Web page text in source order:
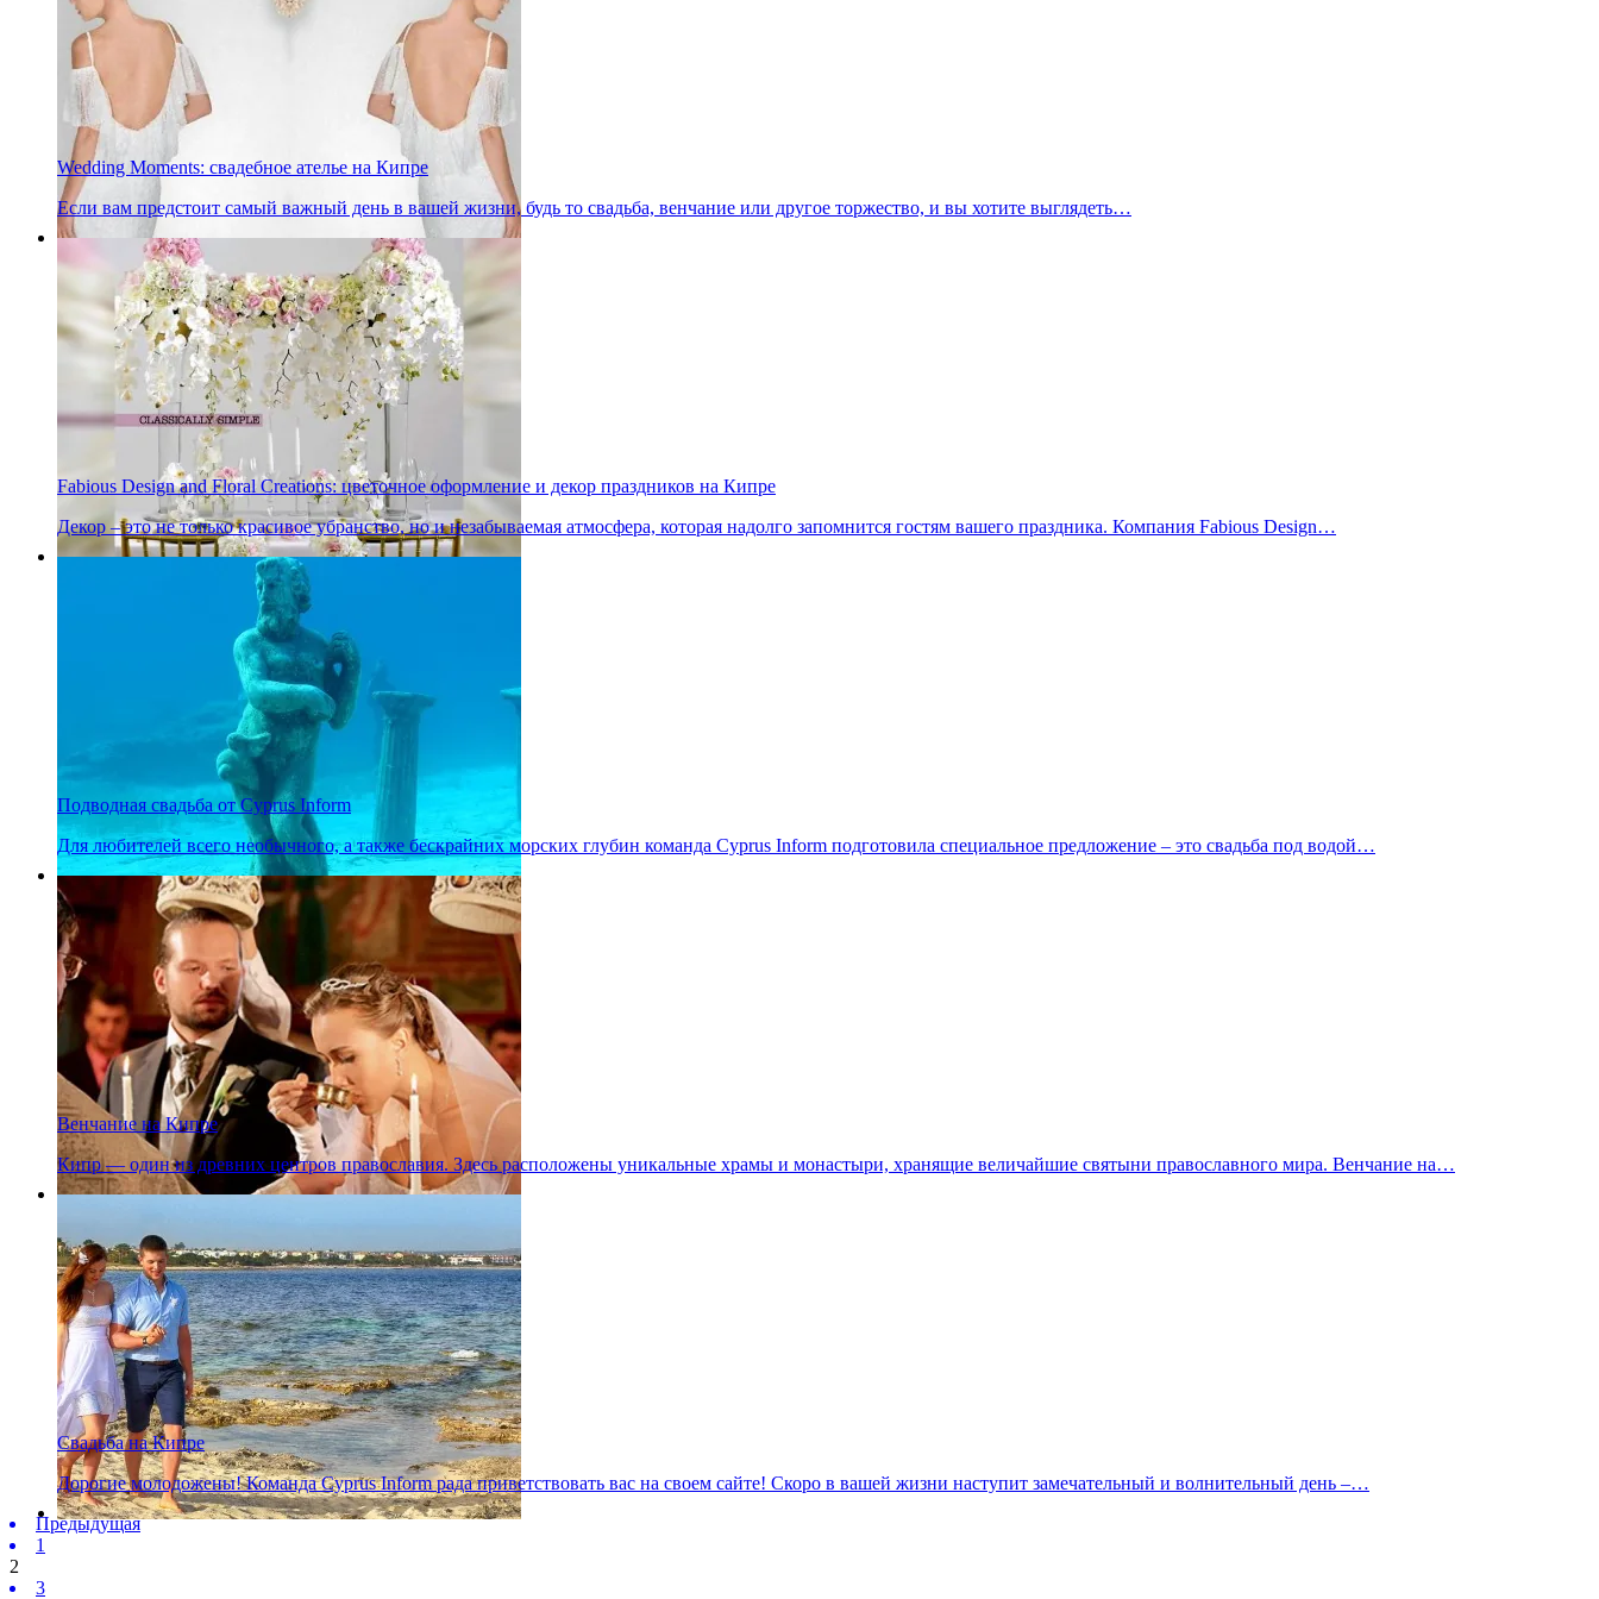
Wedding Moments: свадебное ателье на Кипре
Если вам предстоит самый важный день в вашей жизни, будь то свадьба, венчание или другое торжество, и вы хотите выглядеть…
Fabious Design and Floral Creations: цветочное оформление и декор праздников на Кипре
Декор – это не только красивое убранство, но и незабываемая атмосфера, которая надолго запомнится гостям вашего праздника. Компания Fabious Design…
Подводная свадьба от Cyprus Inform
Для любителей всего необычного, а также бескрайних морских глубин команда Cyprus Inform подготовила специальное предложение – это свадьба под водой…
Венчание на Кипре
Кипр — один из древних центров православия. Здесь расположены уникальные храмы и монастыри, хранящие величайшие святыни православного мира. Венчание на…
Свадьба на Кипре
Дорогие молодожены! Команда Cyprus Inform рада приветствовать вас на своем сайте! Скоро в вашей жизни наступит замечательный и волнительный день –…
Предыдущая
1
2
3